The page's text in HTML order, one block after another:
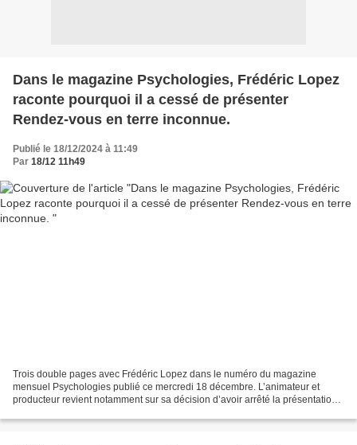
Dans le magazine Psychologies, Frédéric Lopez
raconte pourquoi il a cessé de présenter
Rendez-vous en terre inconnue.
Publié le 18/12/2024 à 11:49
Par 18/12 11h49
Trois double pages avec Frédéric Lopez dans le numéro du magazine
mensuel Psychologies publié ce mercredi 18 décembre. L’animateur et
producteur revient notamment sur sa décision d’avoir arrêté la présentation